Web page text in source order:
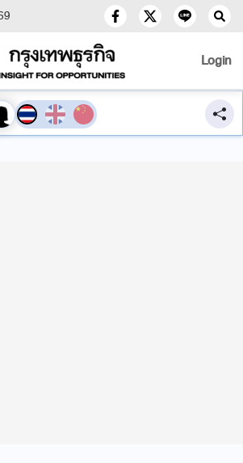
Login
เสียงอ่าน